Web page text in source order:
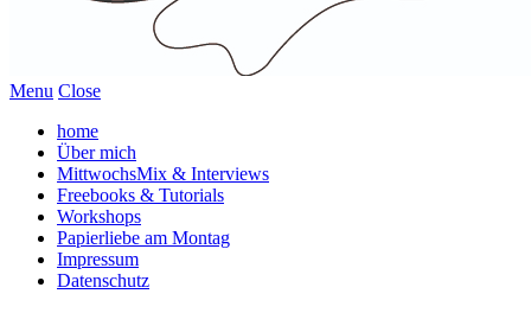
Menu Close
home
Über mich
MittwochsMix & Interviews
Freebooks & Tutorials
Workshops
Papierliebe am Montag
Impressum
Datenschutz